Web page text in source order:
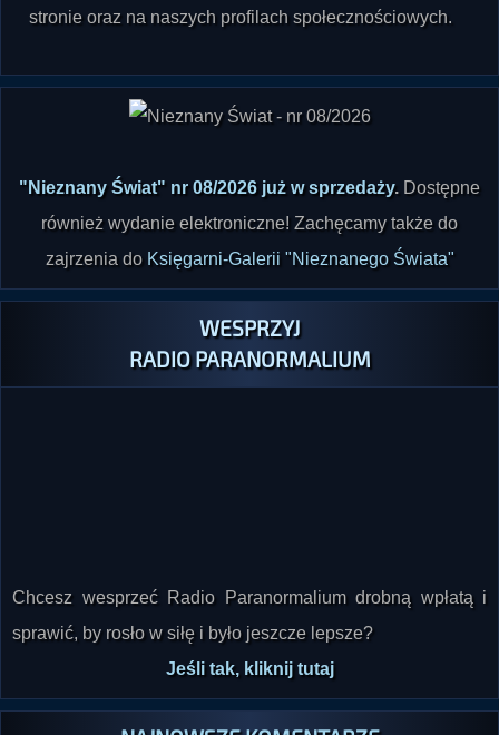
również wydanie elektroniczne! Zachęcamy także do
zajrzenia doKsięgarni-Galerii "Nieznanego Świata"
WESPRZYJ
RADIO PARANORMALIUM
Chcesz wesprzeć Radio Paranormalium drobną wpłatą i
sprawić, by rosło w siłę i było jeszcze lepsze?
Jeśli tak, kliknij tutaj